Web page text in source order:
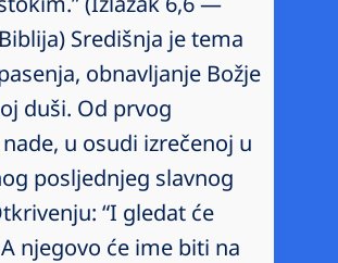
Središnja je tema
obnavljanje Božje
duši. Od prvog
u osudi izrečenoj u
posljednjeg slavnog
“I gledat će
njegovo će ime biti na